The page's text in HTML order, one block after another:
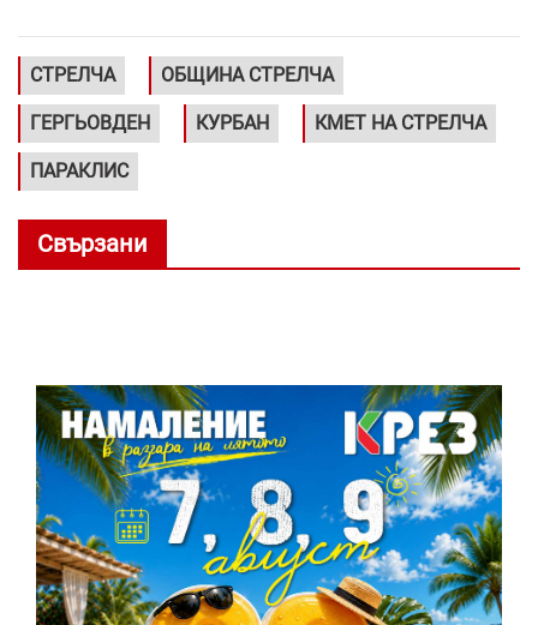
СТРЕЛЧА ОБЩИНА СТРЕЛЧА
ГЕРГЬОВДЕН КУРБАН КМЕТ НА СТРЕЛЧА
ПАРАКЛИС
Свързани